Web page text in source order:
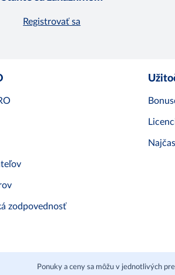
Registrovať sa
zodpovednosť
Ponuky a ceny sa môžu v jednotlivých